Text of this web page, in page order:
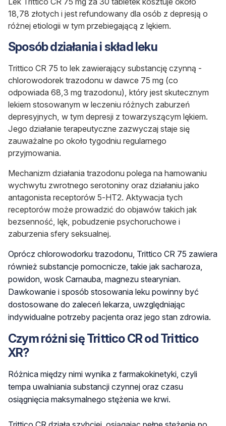
18,78 złotych i jest refundowany dla osób z depresją o
różnej etiologii w tym przebiegającą z lękiem.
Sposób działania i skład leku
Trittico CR 75 to lek zawierający substancję czynną -
chlorowodorek trazodonu w dawce 75 mg (co
odpowiada 68,3 mg trazodonu) , który jest skutecznym
lekiem stosowanym w leczeniu różnych zaburzeń
depresyjnych, w tym depresji z towarzyszącym lękiem.
Jego działanie terapeutyczne zazwyczaj staje się
zauważalne po około tygodniu regularnego
przyjmowania.
Mechanizm działania trazodonu polega na hamowaniu
wychwytu zwrotnego serotoniny oraz działaniu jako
antagonista receptorów 5-HT2. Aktywacja tych
receptorów może prowadzić do objawów takich jak
bezsenność, lęk, pobudzenie psychoruchowe i
zaburzenia sfery seksualnej.
Oprócz chlorowodorku trazodonu, Trittico CR 75 zawiera
również substancje pomocnicze, takie jak sacharoza,
powidon, wosk Carnauba, magnezu stearynian.
Dawkowanie i sposób stosowania leku powinny być
dostosowane do zaleceń lekarza, uwzględniając
indywidualne potrzeby pacjenta oraz jego stan zdrowia.
Czym różni się Trittico CR od Trittico
XR?
Różnica między nimi wynika z farmakokinetyki, czyli
tempa uwalniania substancji czynnej oraz czasu
osiągnięcia maksymalnego stężenia we krwi.